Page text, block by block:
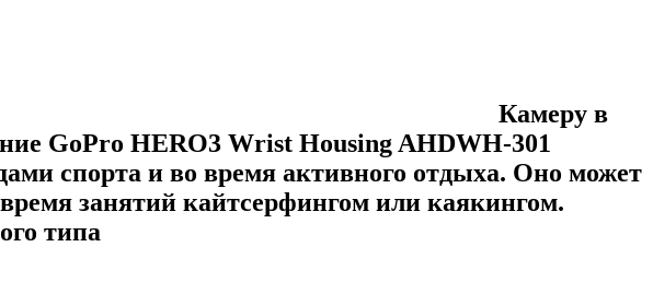
Камеру в
GoPro HERO3 Wrist Housing AHDWH-301
спорта и во время активного отдыха. Оно может
занятий кайтсерфингом или каякингом.
типа